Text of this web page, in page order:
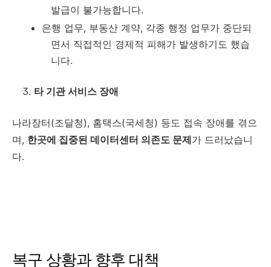
발급이 불가능합니다.
은행 업무, 부동산 계약, 각종 행정 업무가 중단되
면서 직접적인 경제적 피해가 발생하기도 했습
니다.
타 기관 서비스 장애
나라장터(조달청), 홈택스(국세청) 등도 접속 장애를 겪으
며, 한곳에 집중된 데이터센터 의존도 문제가 드러났습니
다.
복구 상황과 향후 대책